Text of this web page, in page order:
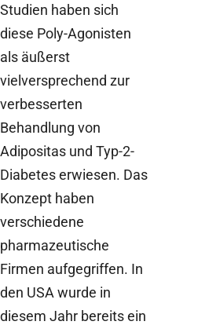
Studien haben sich
diese Poly-Agonisten
als äußerst
vielversprechend zur
verbesserten
Behandlung von
Adipositas und Typ-2-
Diabetes erwiesen. Das
Konzept haben
verschiedene
pharmazeutische
Firmen aufgegriffen. In
den USA wurde in
diesem Jahr bereits ein